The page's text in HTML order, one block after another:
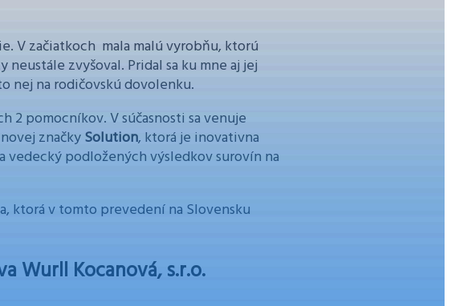
V začiatkoch mala malú vyrobňu, ktorú
neustále zvyšoval. Pridal sa ku mne aj jej
nej na rodičovskú dovolenku.
2 pomocníkov. V súčasnosti sa venuje
značkySolution, ktorá je inovativna
a vedecký podložených výsledkov surovín na
ktorá v tomto prevedení na Slovensku
Wurll Kocanová, s.r.o.